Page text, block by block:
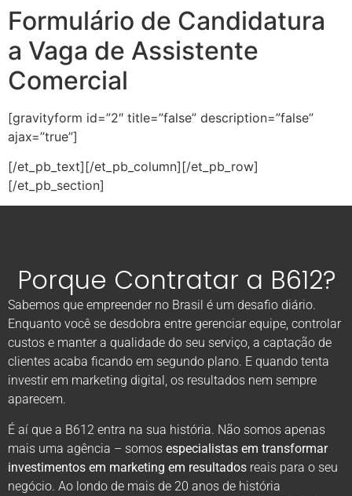
Formulário de Candidatura
a Vaga de Assistente
Comercial
[gravityform id=”2″ title=”false” description=”false”
ajax=”true”]
[/et_pb_text][/et_pb_column][/et_pb_row]
[/et_pb_section]
Porque Contratar a B612?
Sabemos que empreender no Brasil é um desafio diário.
Enquanto você se desdobra entre gerenciar equipe, controlar
custos e manter a qualidade do seu serviço, a captação de
clientes acaba ficando em segundo plano. E quando tenta
investir em marketing digital, os resultados nem sempre
aparecem.
É aí que a B612 entra na sua história. Não somos apenas
mais uma agência – somos especialistas em transformar
investimentos em marketing em resultados reais para o seu
negócio. Ao londo de mais de 20 anos de história